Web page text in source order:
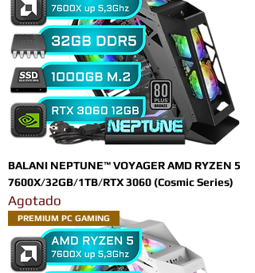
BALANI NEPTUNE™ VOYAGER AMD RYZEN 5
7600X/32GB/1TB/RTX 3060 (Cosmic Series)
Agotado
PREMIUM PC GAMING